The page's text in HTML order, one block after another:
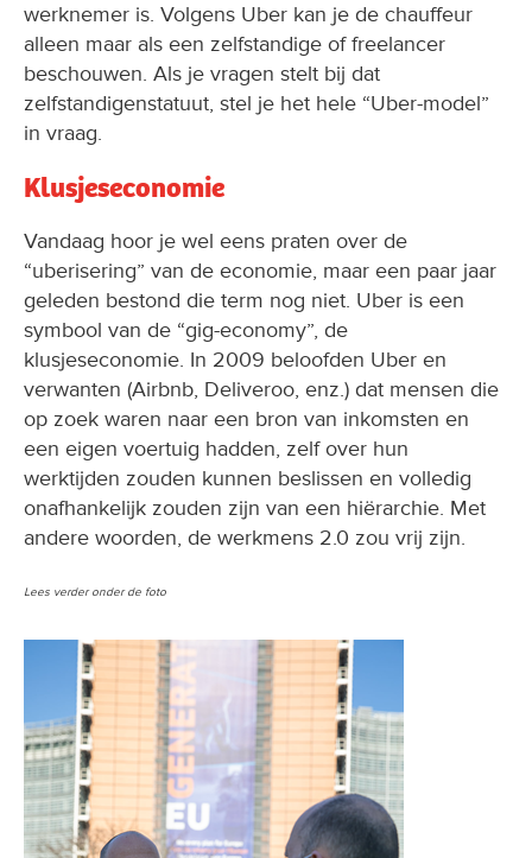
werknemer is. Volgens Uber kan je de chauffeur
alleen maar als een zelfstandige of freelancer
beschouwen. Als je vragen stelt bij dat
zelfstandigenstatuut, stel je het hele “Uber-model”
in vraag.
Klusjeseconomie
Vandaag hoor je wel eens praten over de
“uberisering” van de economie, maar een paar jaar
geleden bestond die term nog niet. Uber is een
symbool van de “gig-economy”, de
klusjeseconomie. In 2009 beloofden Uber en
verwanten (Airbnb, Deliveroo, enz.) dat mensen die
op zoek waren naar een bron van inkomsten en
een eigen voertuig hadden, zelf over hun
werktijden zouden kunnen beslissen en volledig
onafhankelijk zouden zijn van een hiërarchie. Met
andere woorden, de werkmens 2.0 zou vrij zijn.
Lees verder onder de foto